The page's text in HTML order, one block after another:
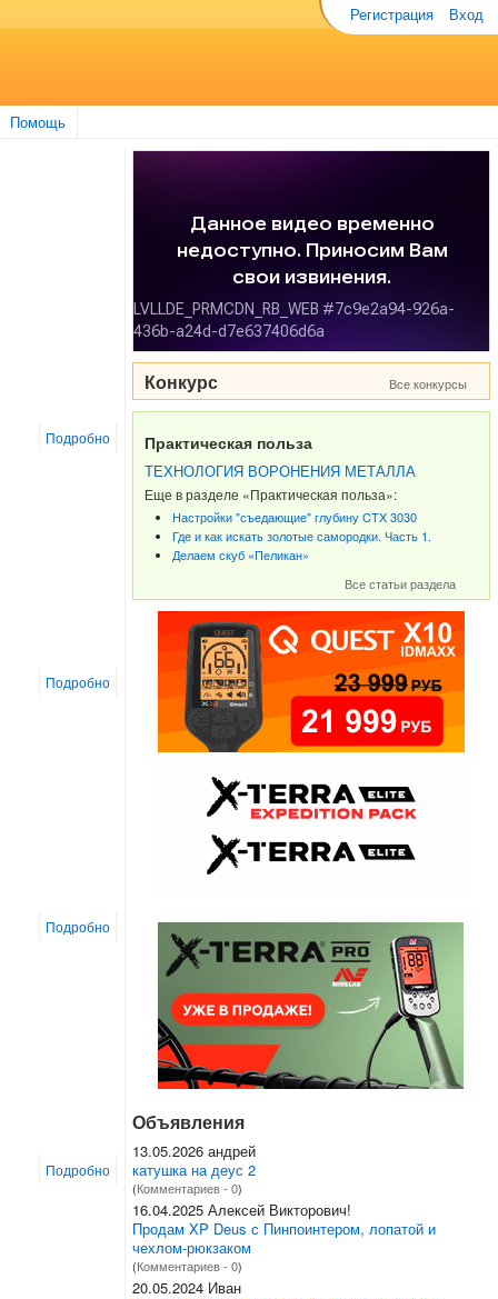
Регистрация Вход
Помощь
Подробно
Подробно
Подробно
Подробно
Конкурс Все конкурсы
Практическая польза
ТЕХНОЛОГИЯ ВОРОНЕНИЯ МЕТАЛЛА
Еще в разделе «Практическая польза»:
Настройки "съедающие" глубину CTX 3030
Где и как искать золотые самородки. Часть 1.
Делаем скуб «Пеликан»
Все статьи раздела
Объявления
13.05.2026 андрей
катушка на деус 2
(Комментариев - 0)
16.04.2025 Алексей Викторович!
Продам XP Deus с Пинпоинтером, лопатой и
чехлом-рюкзаком
(Комментариев - 0)
20.05.2024 Иван